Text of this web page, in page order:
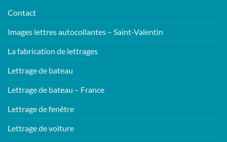
Contact
Images lettres autocollantes – Saint-Valentin
La fabrication de lettrages
Lettrage de bateau
Lettrage de bateau – France
Lettrage de fenêtre
Lettrage de voiture